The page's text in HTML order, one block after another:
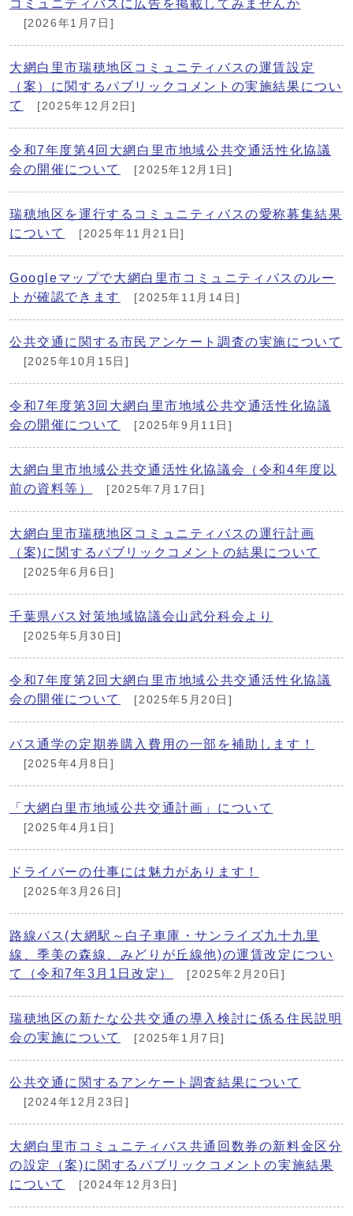
コミュニティバスに広告を掲載してみませんか
[2026年1月7日]
大網白里市瑞穂地区コミュニティバスの運賃設定
（案）に関するパブリックコメントの実施結果につい
て
[2025年12月2日]
令和7年度第4回大網白里市地域公共交通活性化協議
会の開催について
[2025年12月1日]
瑞穂地区を運行するコミュニティバスの愛称募集結果
について
[2025年11月21日]
Googleマップで大網白里市コミュニティバスのルー
トが確認できます
[2025年11月14日]
公共交通に関する市民アンケート調査の実施について
[2025年10月15日]
令和7年度第3回大網白里市地域公共交通活性化協議
会の開催について
[2025年9月11日]
大網白里市地域公共交通活性化協議会（令和4年度以
前の資料等）
[2025年7月17日]
大網白里市瑞穂地区コミュニティバスの運行計画
（案)に関するパブリックコメントの結果について
[2025年6月6日]
千葉県バス対策地域協議会山武分科会より
[2025年5月30日]
令和7年度第2回大網白里市地域公共交通活性化協議
会の開催について
[2025年5月20日]
バス通学の定期券購入費用の一部を補助します！
[2025年4月8日]
「大網白里市地域公共交通計画」について
[2025年4月1日]
ドライバーの仕事には魅力があります！
[2025年3月26日]
路線バス(大網駅～白子車庫・サンライズ九十九里
線、季美の森線、みどりが丘線他)の運賃改定につい
て（令和7年3月1日改定）
[2025年2月20日]
瑞穂地区の新たな公共交通の導入検討に係る住民説明
会の実施について
[2025年1月7日]
公共交通に関するアンケート調査結果について
[2024年12月23日]
大網白里市コミュニティバス共通回数券の新料金区分
の設定（案)に関するパブリックコメントの実施結果
について
[2024年12月3日]